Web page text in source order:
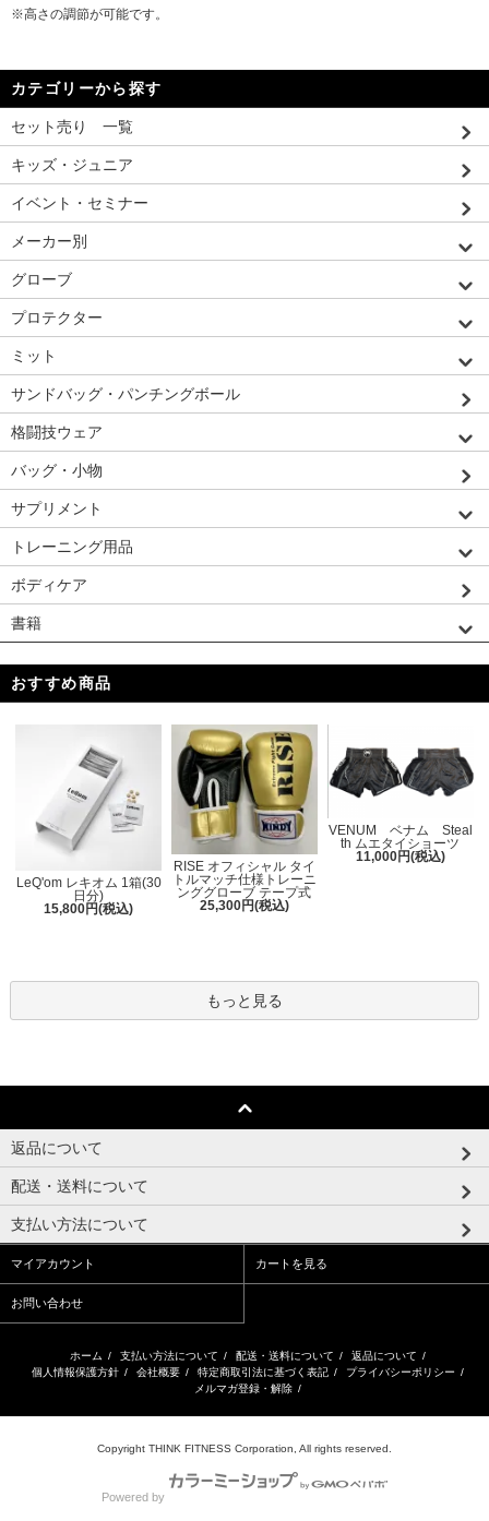
※高さの調節が可能です。
カテゴリーから探す
セット売り 一覧
キッズ・ジュニア
イベント・セミナー
メーカー別
グローブ
プロテクター
ミット
サンドバッグ・パンチングボール
格闘技ウェア
バッグ・小物
サプリメント
トレーニング用品
ボディケア
書籍
おすすめ商品
LeQ'om レキオム 1箱(30
日分)
15,800円(税込)
RISE オフィシャル タイ
トルマッチ仕様トレーニ
ンググローブ テープ式
25,300円(税込)
VENUM ベナム Steal
th ムエタイショーツ
11,000円(税込)
もっと見る
返品について
配送・送料について
支払い方法について
マイアカウント カートを見る
お問い合わせ
ホーム / 支払い方法について / 配送・送料について / 返品について /
個人情報保護方針 / 会社概要 / 特定商取引法に基づく表記 / プライバシーポリシー /
メルマガ登録・解除 /
Copyright THINK FITNESS Corporation, All rights reserved.
Powered by